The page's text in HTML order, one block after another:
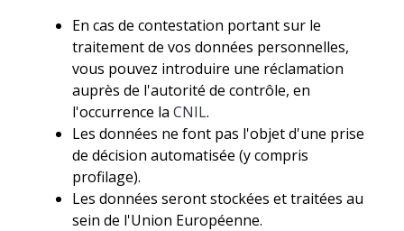
En cas de contestation portant sur le
traitement de vos données personnelles,
vous pouvez introduire une réclamation
auprès de l'autorité de contrôle, en
l'occurrence laCNIL.
Les données ne font pas l'objet d'une prise
de décision automatisée (y compris
profilage).
Les données seront stockées et traitées au
sein de l'Union Européenne.